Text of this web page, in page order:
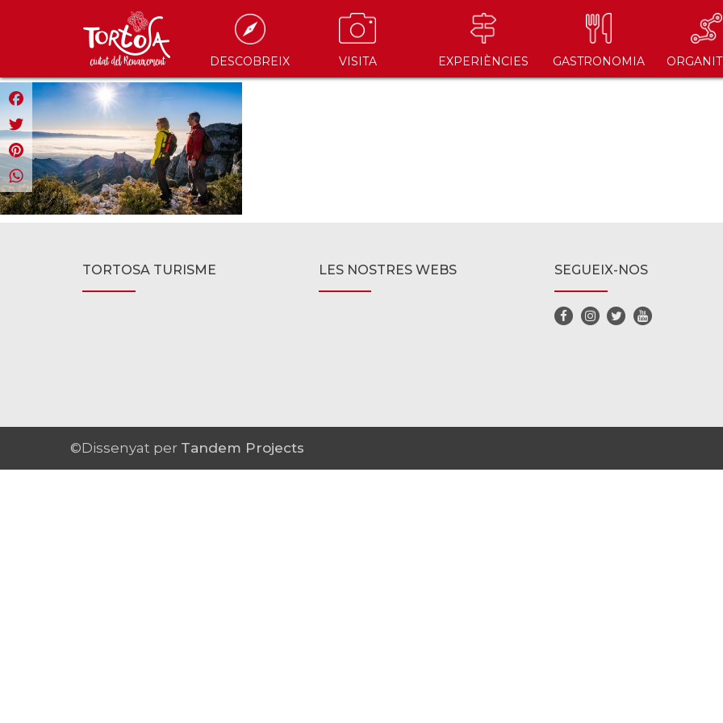
DESCOBREIX VISITA EXPERIÈNCIES GASTRONOMIA
TORTOSA TURISME LES NOSTRES WEBS SEGUEIX-NOS
©Dissenyat per Tandem Projects
Facebook
Twitter
Pinterest
WhatsApp